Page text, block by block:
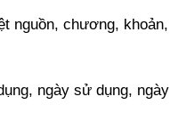
nguồn, chương, khoản,
ngày sử dụng, ngày